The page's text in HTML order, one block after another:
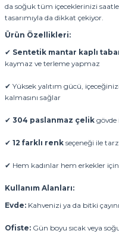
da soğuk tüm içeceklerinizi
tasarımıyla da dikkat çekiyor.
Ürün Özellikleri:
✔ Sentetik mantar kaplı
kaymaz ve terleme yapmaz
✔ Yüksek yalıtım gücü,
kalmasını sağlar
✔ 304 paslanmaz çelik
✔ 12 farklı renk seçeneği ile
✔ Hem kadınlar hem erkekler için
Kullanım Alanları:
Evde: Kahvenizi ya da bitki
Ofiste: Gün boyu sıcak veya